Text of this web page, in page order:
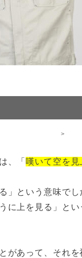
>
、「嘆いて空を
」という意味で
に上を見る」と
があって、それ